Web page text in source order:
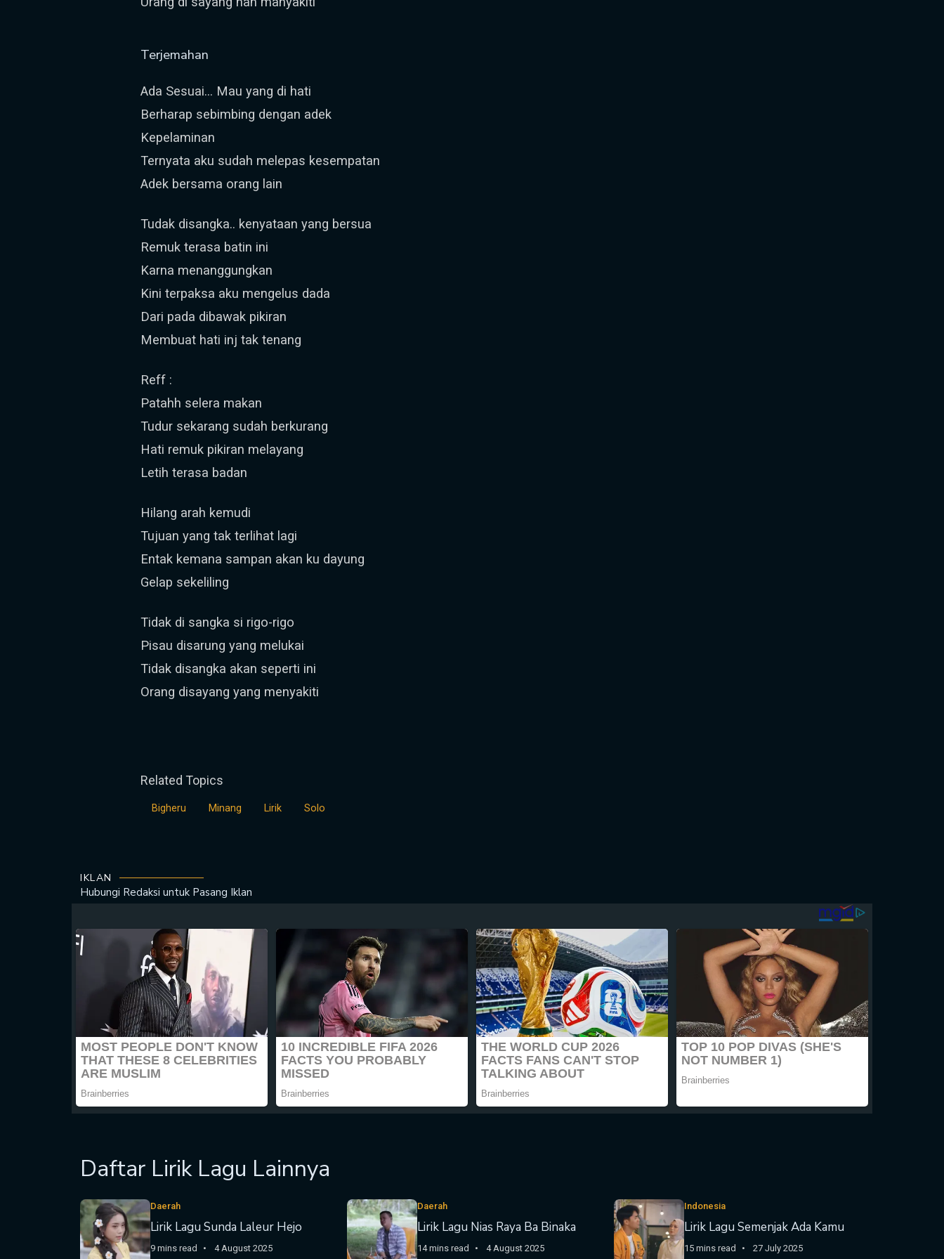
Terjemahan
Ada Sesuai… Mau yang di hati
Berharap sebimbing dengan adek
Kepelaminan
Ternyata aku sudah melepas kesempatan
Adek bersama orang lain
Tudak disangka.. kenyataan yang bersua
Remuk terasa batin ini
Karna menanggungkan
Kini terpaksa aku mengelus dada
Dari pada dibawak pikiran
Membuat hati inj tak tenang
Reff :
Patahh selera makan
Tudur sekarang sudah berkurang
Hati remuk pikiran melayang
Letih terasa badan
Hilang arah kemudi
Tujuan yang tak terlihat lagi
Entak kemana sampan akan ku dayung
Gelap sekeliling
Tidak di sangka si rigo-rigo
Pisau disarung yang melukai
Tidak disangka akan seperti ini
Orang disayang yang menyakiti
Related Topics
Bigheru Minang Lirik Solo
IKLAN
Hubungi Redaksi untuk Pasang Iklan
Daftar Lirik Lagu Lainnya
Daerah
Lirik Lagu Sunda Laleur Hejo
9 mins read 4 August 2025
Daerah
Lirik Lagu Nias Raya Ba Binaka
14 mins read 4 August 2025
Indonesia
Lirik Lagu Semenjak Ada Kamu
15 mins read 27 July 2025